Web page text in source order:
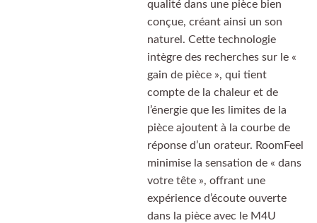
qualité dans une pièce bien
conçue, créant ainsi un son
naturel. Cette technologie
intègre des recherches sur le «
gain de pièce », qui tient
compte de la chaleur et de
l’énergie que les limites de la
pièce ajoutent à la courbe de
réponse d’un orateur. RoomFeel
minimise la sensation de « dans
votre tête », offrant une
expérience d’écoute ouverte
dans la pièce avec le M4U